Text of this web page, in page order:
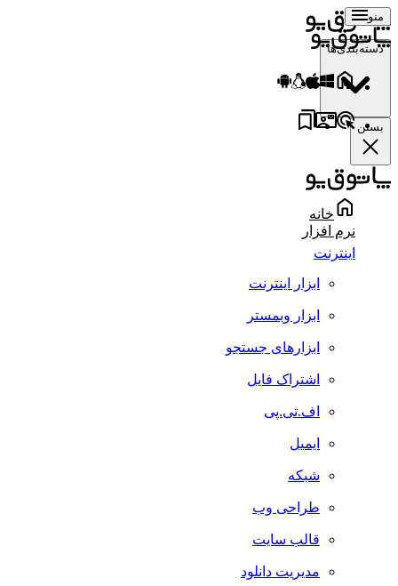
منو
دسته‌بندی‌ها
بستن
خانه
نرم افزار
اینترنت
ابزار اینترنت
ابزار وبمستر
ابزارهای جستجو
اشتراک فایل
اف.تی.پی
ایمیل
شبکه
طراحی وب
قالب سایت
مدیریت دانلود